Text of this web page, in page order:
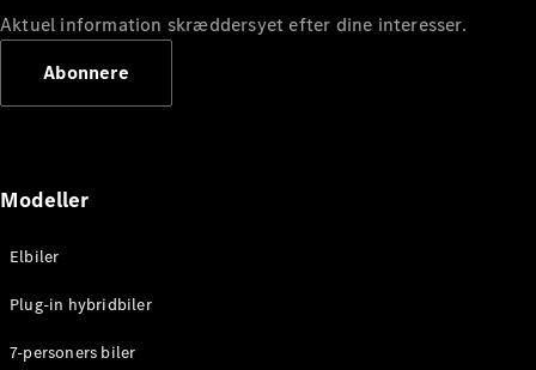
Mercedes-
Leasing og
og priser
Book
Aktuel information skræddersyet efter dine interesser.
Abonnere
Modeller
Elbiler
Plug-in hybridbiler
7-personers biler